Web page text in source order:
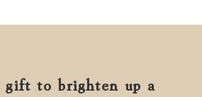
gift to brighten up a